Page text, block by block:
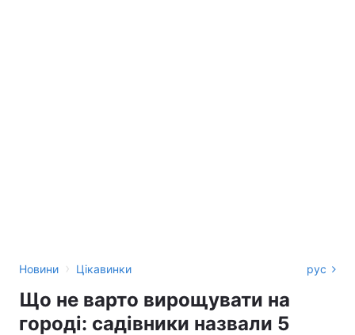
Новини › Цікавинки рус
Що не варто вирощувати на
городі: садівники назвали 5